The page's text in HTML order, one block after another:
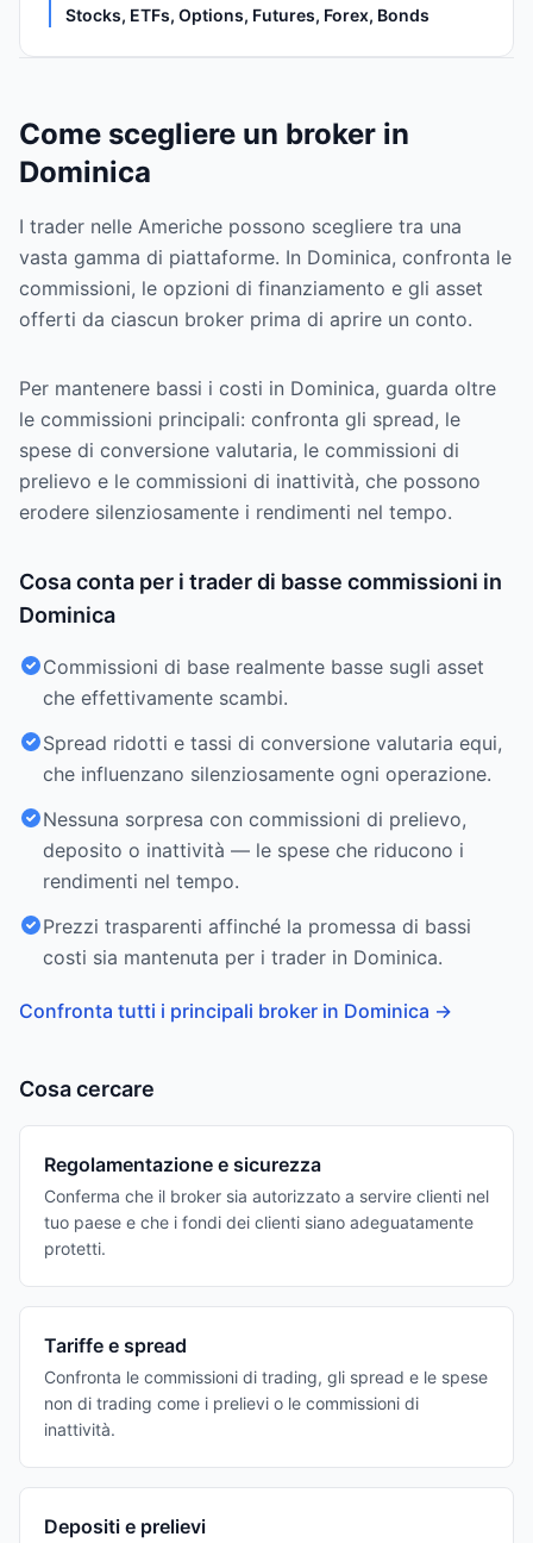
Stocks, ETFs, Options, Futures, Forex, Bonds
Come scegliere un broker in
Dominica
I trader nelle Americhe possono scegliere tra una
vasta gamma di piattaforme. In Dominica, confronta le
commissioni, le opzioni di finanziamento e gli asset
offerti da ciascun broker prima di aprire un conto.
Per mantenere bassi i costi in Dominica, guarda oltre
le commissioni principali: confronta gli spread, le
spese di conversione valutaria, le commissioni di
prelievo e le commissioni di inattività, che possono
erodere silenziosamente i rendimenti nel tempo.
Cosa conta per i trader di basse commissioni in
Dominica
Commissioni di base realmente basse sugli asset
che effettivamente scambi.
Spread ridotti e tassi di conversione valutaria equi,
che influenzano silenziosamente ogni operazione.
Nessuna sorpresa con commissioni di prelievo,
deposito o inattività — le spese che riducono i
rendimenti nel tempo.
Prezzi trasparenti affinché la promessa di bassi
costi sia mantenuta per i trader in Dominica.
Confronta tutti i principali broker in Dominica →
Cosa cercare
Regolamentazione e sicurezza
Conferma che il broker sia autorizzato a servire clienti nel
tuo paese e che i fondi dei clienti siano adeguatamente
protetti.
Tariffe e spread
Confronta le commissioni di trading, gli spread e le spese
non di trading come i prelievi o le commissioni di
inattività.
Depositi e prelievi